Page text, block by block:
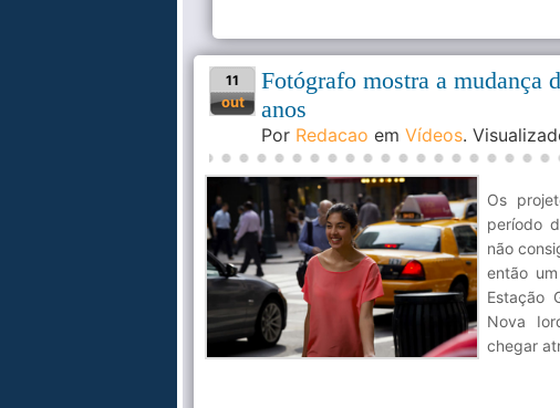
11
out
Fotógrafo mostra a mudança
anos
Por Redacao em Vídeos.
Os
período
não
então
Estação
Nova
chegar